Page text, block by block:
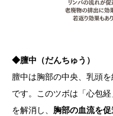
◆膻中（だんちゅう）
膻中は胸部の中央、乳頭
です。このツボは「心包
を解消し、 胸部の血流を